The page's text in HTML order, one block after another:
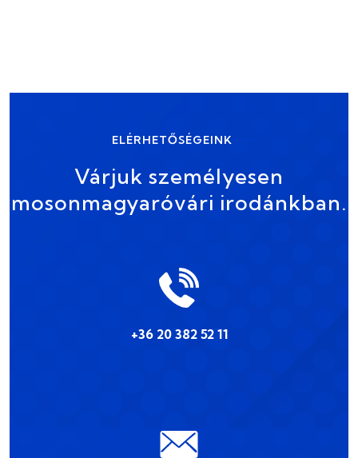
ELÉRHETŐSÉGEINK
Várjuk személyesen
mosonmagyaróvári irodánkban.
+36 20 382 52 11